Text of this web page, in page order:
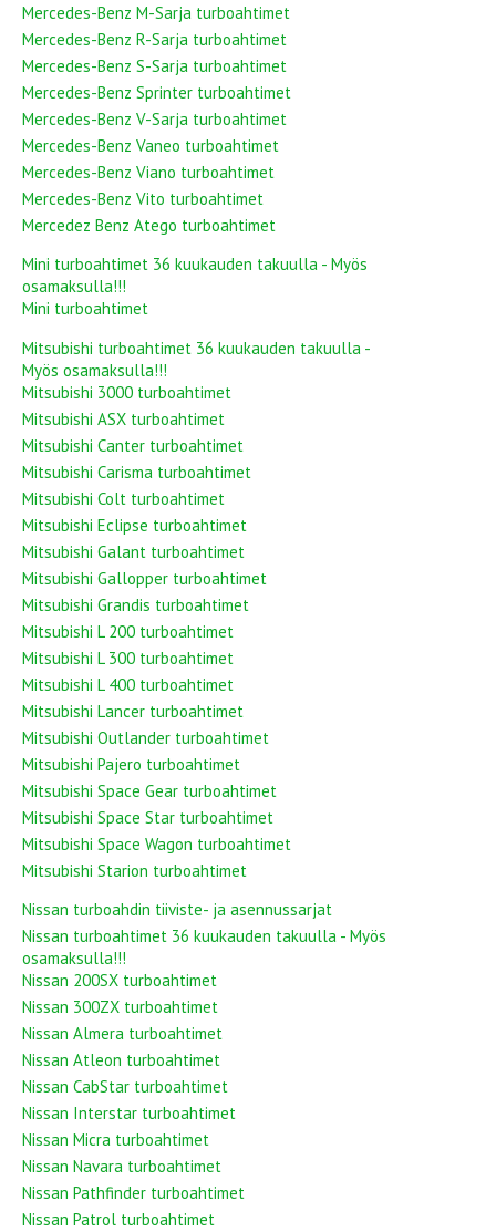
Mercedes-Benz M-Sarja turboahtimet
Mercedes-Benz R-Sarja turboahtimet
Mercedes-Benz S-Sarja turboahtimet
Mercedes-Benz Sprinter turboahtimet
Mercedes-Benz V-Sarja turboahtimet
Mercedes-Benz Vaneo turboahtimet
Mercedes-Benz Viano turboahtimet
Mercedes-Benz Vito turboahtimet
Mercedez Benz Atego turboahtimet
Mini turboahtimet 36 kuukauden takuulla - Myös
osamaksulla!!!
Mini turboahtimet
Mitsubishi turboahtimet 36 kuukauden takuulla -
Myös osamaksulla!!!
Mitsubishi 3000 turboahtimet
Mitsubishi ASX turboahtimet
Mitsubishi Canter turboahtimet
Mitsubishi Carisma turboahtimet
Mitsubishi Colt turboahtimet
Mitsubishi Eclipse turboahtimet
Mitsubishi Galant turboahtimet
Mitsubishi Gallopper turboahtimet
Mitsubishi Grandis turboahtimet
Mitsubishi L 200 turboahtimet
Mitsubishi L 300 turboahtimet
Mitsubishi L 400 turboahtimet
Mitsubishi Lancer turboahtimet
Mitsubishi Outlander turboahtimet
Mitsubishi Pajero turboahtimet
Mitsubishi Space Gear turboahtimet
Mitsubishi Space Star turboahtimet
Mitsubishi Space Wagon turboahtimet
Mitsubishi Starion turboahtimet
Nissan turboahdin tiiviste- ja asennussarjat
Nissan turboahtimet 36 kuukauden takuulla - Myös
osamaksulla!!!
Nissan 200SX turboahtimet
Nissan 300ZX turboahtimet
Nissan Almera turboahtimet
Nissan Atleon turboahtimet
Nissan CabStar turboahtimet
Nissan Interstar turboahtimet
Nissan Micra turboahtimet
Nissan Navara turboahtimet
Nissan Pathfinder turboahtimet
Nissan Patrol turboahtimet